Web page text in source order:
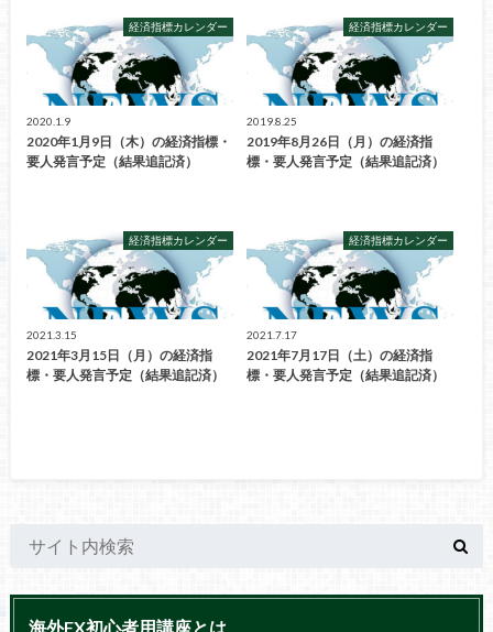
経済指標カレンダー
2020.1.9
2020年1月9日（木）の経済指標・
要人発言予定（結果追記済）
経済指標カレンダー
2019.8.25
2019年8月26日（月）の経済指
標・要人発言予定（結果追記済）
経済指標カレンダー
2021.3.15
2021年3月15日（月）の経済指
標・要人発言予定（結果追記済）
経済指標カレンダー
2021.7.17
2021年7月17日（土）の経済指
標・要人発言予定（結果追記済）
海外FX初心者用講座とは